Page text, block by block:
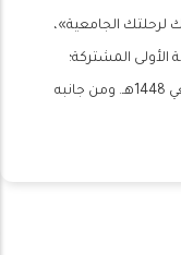
لرحلتك الجامعية»،
المشتركة؛
لاستقبال الطلبة المستجدين للعام الجامعي 1448هـ. ومن جانبه